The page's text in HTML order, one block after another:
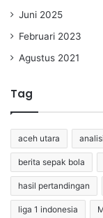
Juni 2025
Februari 2023
Agustus 2021
Tag
aceh utara
berita sepak bola
hasil pertandingan
liga 1 indonesia